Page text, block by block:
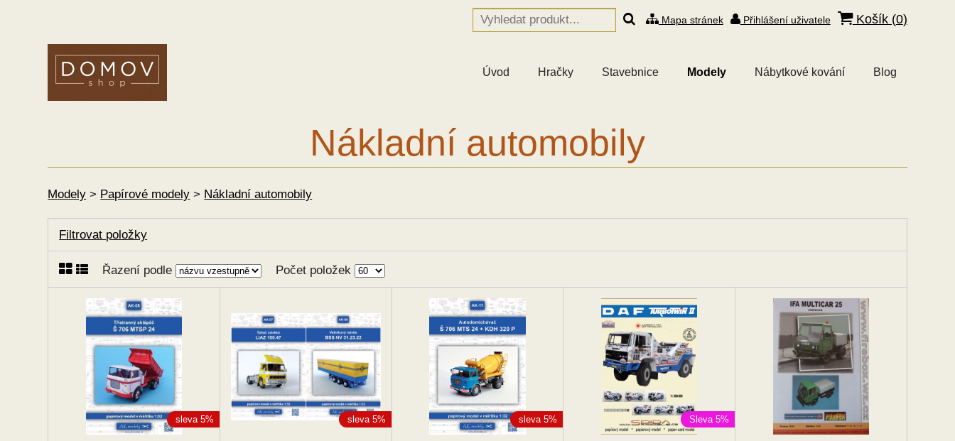
Mapa stránek Přihlášení uživatele Košík (0)
Úvod Hračky Stavebnice Modely Nábytkové kování Blog
Nákladní automobily
Modely > Papírové modely > Nákladní automobily
Filtrovat položky
Řazení podle Počet položek
sleva 5% sleva 5% sleva 5% Sleva 5%